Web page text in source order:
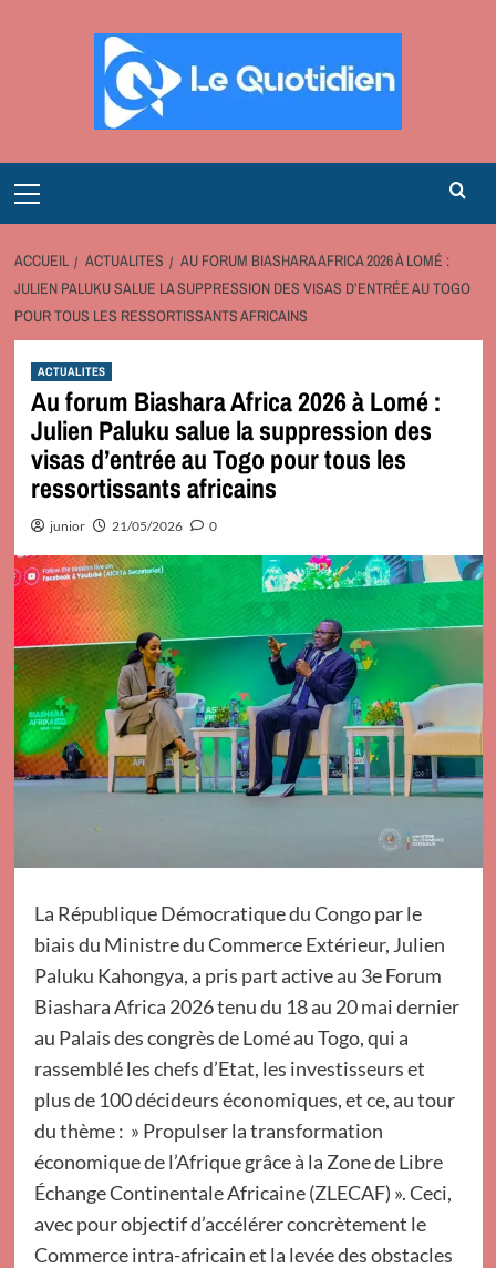
Menu
ACCUEIL ACTUALITES
AU FORUM BIASHARA AFRICA 2026 À LOMÉ :
JULIEN PALUKU SALUE LA SUPPRESSION DES VISAS D’ENTRÉE AU TOGO
POUR TOUS LES RESSORTISSANTS AFRICAINS
ACTUALITES
Au forum Biashara Africa 2026 à Lomé :
Julien Paluku salue la suppression des
visas d’entrée au Togo pour tous les
ressortissants africains
junior 21/05/2026 0
La République Démocratique du Congo par le
biais du Ministre du Commerce Extérieur, Julien
Paluku Kahongya, a pris part active au 3e Forum
Biashara Africa 2026 tenu du 18 au 20 mai dernier
au Palais des congrès de Lomé au Togo, qui a
rassemblé les chefs d’Etat, les investisseurs et
plus de 100 décideurs économiques, et ce, au tour
du thème : » Propulser la transformation
économique de l’Afrique grâce à la Zone de Libre
Échange Continentale Africaine (ZLECAF) ». Ceci,
avec pour objectif d’accélérer concrètement le
Commerce intra-africain et la levée des obstacles